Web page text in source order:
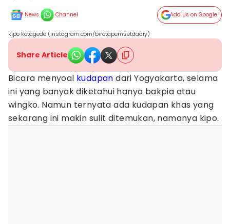
News Channel Add Us on Google
kipo kotagede (instagram.com/birotapemsetdadiy)
Share Article
Bicara menyoal kudapan dari Yogyakarta, selama
ini yang banyak diketahui hanya bakpia atau
wingko. Namun ternyata ada kudapan khas yang
sekarang ini makin sulit ditemukan, namanya kipo.